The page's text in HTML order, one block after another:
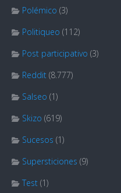
Polémico (3)
Politiqueo (112)
Post participativo (3)
Reddit (8.777)
Salseo (1)
Skizo (619)
Sucesos (1)
Supersticiones (9)
Test (1)